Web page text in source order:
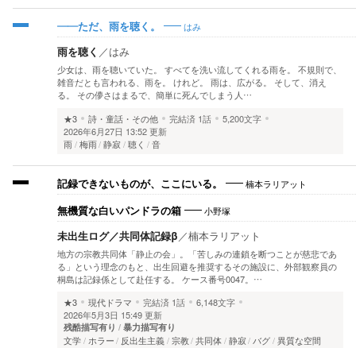
――ただ、雨を聴く。 はみ
雨を聴く ／はみ
少女は、雨を聴いていた。 すべてを洗い流してくれる雨を。 不規則で、
雑音だとも言われる、雨を。 けれど。 雨は、広がる。 そして、消え
る。 その儚さはまるで、簡単に死んでしまう人…
★3
詩・童話・その他 完結済 1話
5,200文字
2026年6月27日 13:52 更新
雨 梅雨 静寂 聴く 音
記録できないものが、ここにいる。 楠本ラリアット
無機質な白いパンドラの箱 小野塚
未出生ログ／共同体記録β ／楠本ラリアット
地方の宗教共同体「静止の会」。「苦しみの連鎖を断つことが慈悲であ
る」という理念のもと、出生回避を推奨するその施設に、外部観察員の
桐島は記録係として赴任する。 ケース番号0047。…
★3
現代ドラマ 完結済 1話
6,148文字
2026年5月3日 15:49 更新
残酷描写有り 暴力描写有り
文学 ホラー 反出生主義 宗教 共同体 静寂 バグ 異質な空間